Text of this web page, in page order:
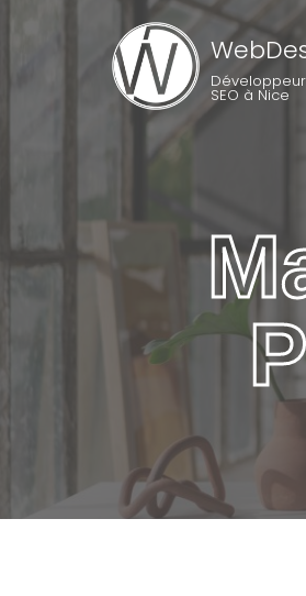
SEO à Nice